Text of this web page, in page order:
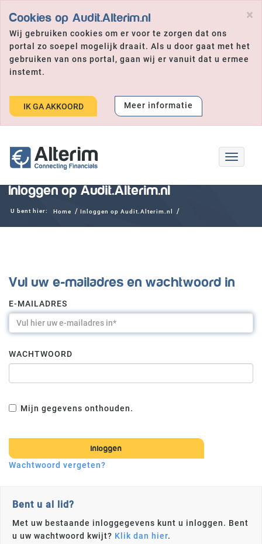
×
Cookies op Audit.Alterim.nl
Wij gebruiken cookies om er voor te zorgen dat ons
portal zo soepel mogelijk draait. Als u door gaat met het
gebruiken van ons portal, gaan wij er vanuit dat u ermee
instemt.
IK GA AKKOORD Meer informatie
Toggle
Inloggen op Audit.Alterim.nl
U bent hier: Home Inloggen op Audit.Alterim.nl
Vul uw e-mailadres en wachtwoord in
E-MAILADRES
WACHTWOORD
Mijn gegevens onthouden.
Wachtwoord vergeten?
Bent u al lid?
Met uw bestaande inloggegevens kunt u inloggen. Bent
u uw wachtwoord kwijt? Klik dan hier.